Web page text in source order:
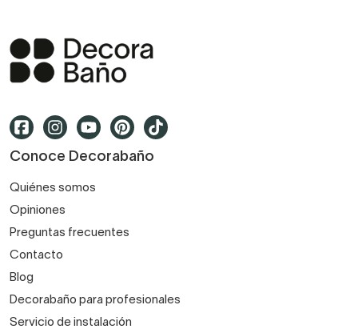
Conoce Decorabaño
Quiénes somos
Opiniones
Preguntas frecuentes
Contacto
Blog
Decorabaño para profesionales
Servicio de instalación